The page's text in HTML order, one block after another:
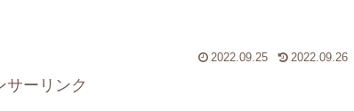
2022.09.25 2022.09.26
サーリンク